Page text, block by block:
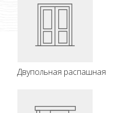
Двупольная распашная